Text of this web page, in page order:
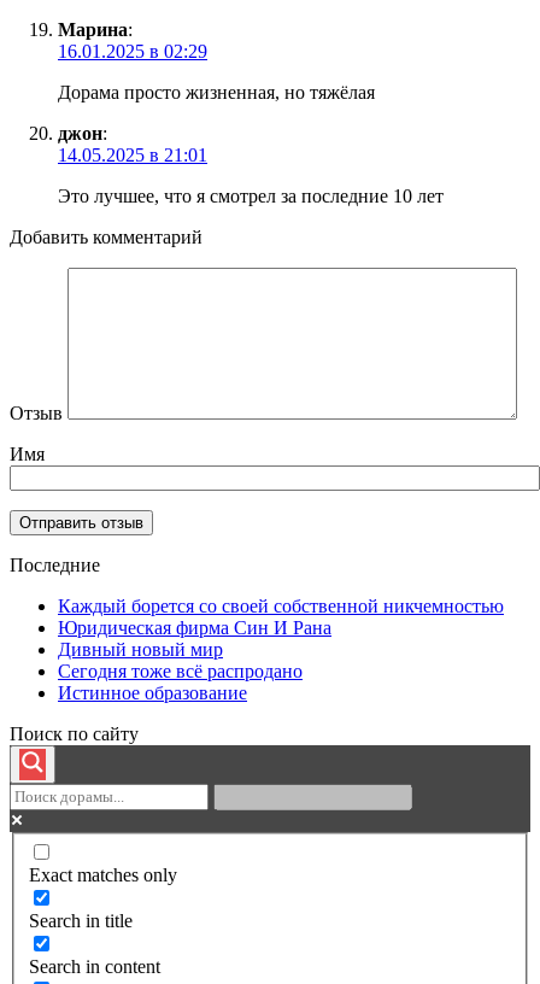
Марина:
16.01.2025 в 02:29
Дорама просто жизненная, но тяжёлая
джон:
14.05.2025 в 21:01
Это лучшее, что я смотрел за последние 10 лет
Добавить комментарий
Отзыв
Имя
Последние
Каждый борется со своей собственной никчемностью
Юридическая фирма Син И Рана
Дивный новый мир
Сегодня тоже всё распродано
Истинное образование
Поиск по сайту
Exact matches only
Search in title
Search in content